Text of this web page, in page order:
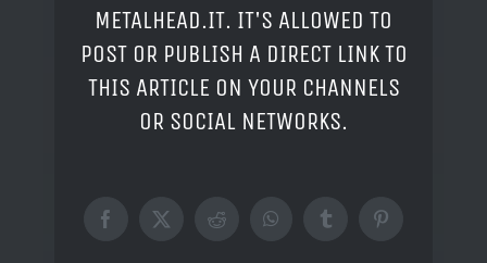
METALHEAD.IT. IT'S ALLOWED TO
POST OR PUBLISH A DIRECT LINK TO
THIS ARTICLE ON YOUR CHANNELS
OR SOCIAL NETWORKS.
Facebook
X RedditWhatsAppTumblrPinterest